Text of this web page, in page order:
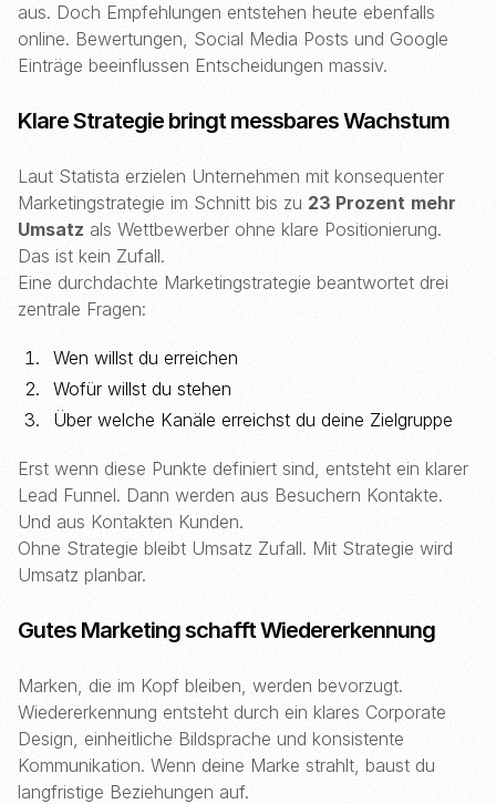
aus. Doch Empfehlungen entstehen heute ebenfalls
online. Bewertungen, Social Media Posts und Google
Einträge beeinflussen Entscheidungen massiv.
Klare Strategie bringt messbares Wachstum
Laut Statista erzielen Unternehmen mit konsequenter
Marketingstrategie im Schnitt bis zu 23 Prozent mehr
Umsatz als Wettbewerber ohne klare Positionierung.
Das ist kein Zufall.
Eine durchdachte Marketingstrategie beantwortet drei
zentrale Fragen:
Wen willst du erreichen
Wofür willst du stehen
Über welche Kanäle erreichst du deine Zielgruppe
Erst wenn diese Punkte definiert sind, entsteht ein klarer
Lead Funnel. Dann werden aus Besuchern Kontakte.
Und aus Kontakten Kunden.
Ohne Strategie bleibt Umsatz Zufall. Mit Strategie wird
Umsatz planbar.
Gutes Marketing schafft Wiedererkennung
Marken, die im Kopf bleiben, werden bevorzugt.
Wiedererkennung entsteht durch ein klares Corporate
Design, einheitliche Bildsprache und konsistente
Kommunikation. Wenn deine Marke strahlt, baust du
langfristige Beziehungen auf.